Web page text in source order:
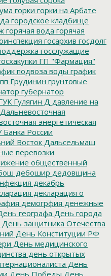
горки горки на Арбате
городское кладбище
горячая вода горячая
госархив госдолг
госслужащие
ГП "Фармация"
подвоза воды график
Грудинин грунтовые
губернатор
Гулягин Д давление на
Дальневосточная
энергетическая
России
Восток Дальсельмаш
перевозки
общественный
дебошир дедовщина
декабрь
декларация о
демогрфия денежные
географа День города
День защитника Отечества
День Конституции РФ
День медицинского
день открытых
День
День Победы День